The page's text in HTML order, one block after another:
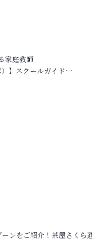
家庭教師
】スクールガイド…
ンをご紹介！茶屋さくら